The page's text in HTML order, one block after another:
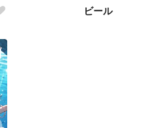
ビール